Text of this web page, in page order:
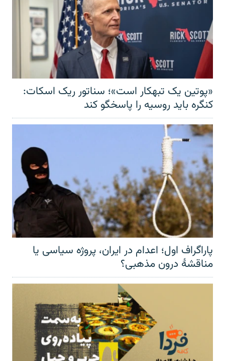
«پوتین یک تبهکار است»؛ سناتور ریک اسکات:
کنگره باید روسیه را پاسخگو کند
پاراگراف اول؛ اعدام در ایران، پروژه سیاسی یا
مناقشهٔ درون مذهبی؟